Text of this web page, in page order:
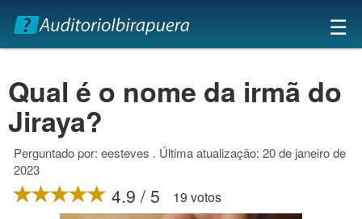
×
☰
Qual é o nome da irmã do
Jiraya?
Perguntado por: eesteves . Última atualização: 20 de janeiro de
2023
4.9 / 5 19 votos